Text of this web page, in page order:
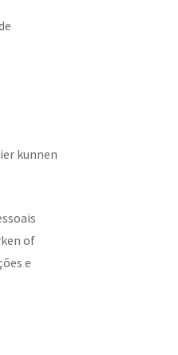
kunnen
of
e